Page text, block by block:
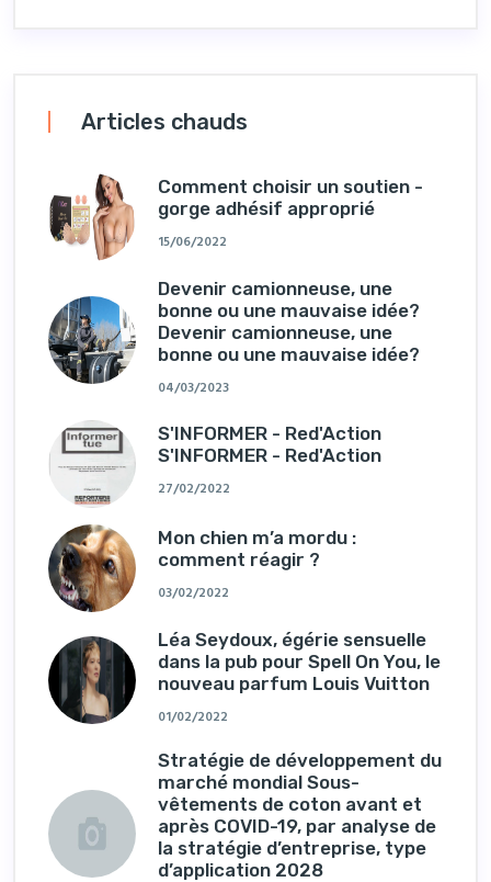
Articles chauds
Comment choisir un soutien -
gorge adhésif approprié
15/06/2022
Devenir camionneuse, une
bonne ou une mauvaise idée?
Devenir camionneuse, une
bonne ou une mauvaise idée?
04/03/2023
S'INFORMER - Red'Action
S'INFORMER - Red'Action
27/02/2022
Mon chien m’a mordu :
comment réagir ?
03/02/2022
Léa Seydoux, égérie sensuelle
dans la pub pour Spell On You, le
nouveau parfum Louis Vuitton
01/02/2022
Stratégie de développement du
marché mondial Sous-
vêtements de coton avant et
après COVID-19, par analyse de
la stratégie d’entreprise, type
d’application 2028